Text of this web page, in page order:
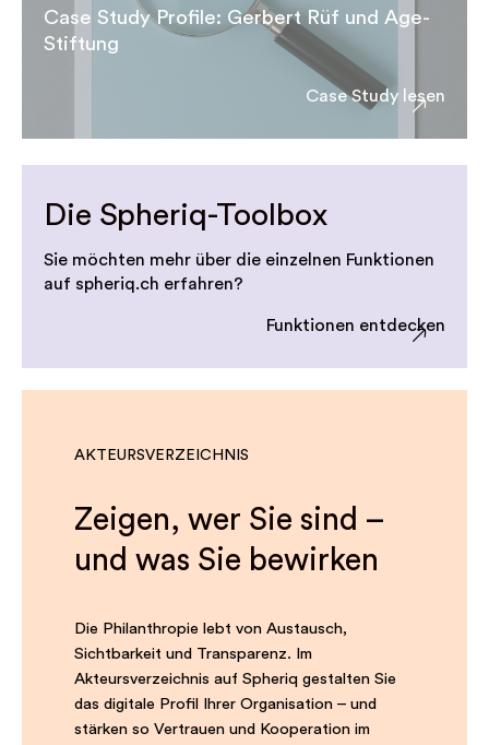
Case Study Profile: Gerbert Rüf und Age-
Stiftung
Case Study lesen
Die Spheriq-Toolbox
Sie möchten mehr über die einzelnen Funktionen
auf spheriq.ch erfahren?
Funktionen entdecken
AKTEURSVERZEICHNIS
Zeigen, wer Sie sind –
und was Sie bewirken
Die Philanthropie lebt von Austausch,
Sichtbarkeit und Transparenz. Im
Akteursverzeichnis auf Spheriq gestalten Sie
das digitale Profil Ihrer Organisation – und
stärken so Vertrauen und Kooperation im